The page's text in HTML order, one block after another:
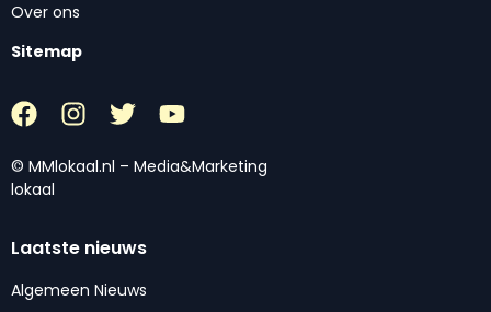
Over ons
Sitemap
© MMlokaal.nl – Media&Marketing
lokaal
Laatste nieuws
Algemeen Nieuws